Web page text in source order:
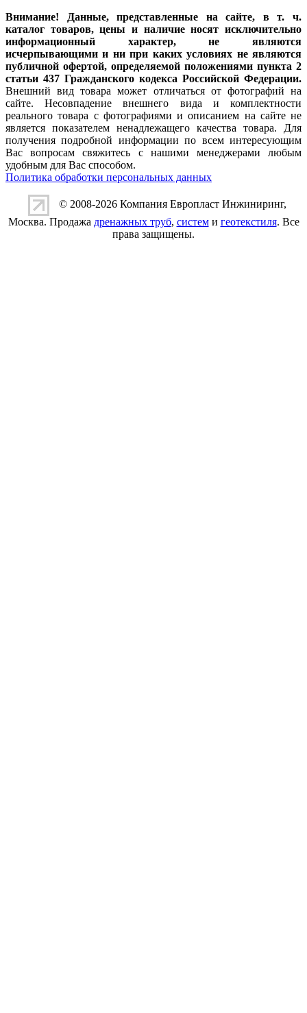
Внимание! Данные, представленные на сайте, в т. ч.
каталог товаров, цены и наличие носят исключительно
информационный характер, не являются
исчерпывающими и ни при каких условиях не являются
публичной офертой, определяемой положениями пункта 2
статьи 437 Гражданского кодекса Российской Федерации.
Внешний вид товара может отличаться от фотографий на
сайте. Несовпадение внешнего вида и комплектности
реального товара с фотографиями и описанием на сайте не
является показателем ненадлежащего качества товара. Для
получения подробной информации по всем интересующим
Вас вопросам свяжитесь с нашими менеджерами любым
удобным для Вас способом.
Политика обработки персональных данных
© 2008-2026 Компания Европласт Инжиниринг,
Москва. Продажа дренажных труб, системи геотекстиля. Все
права защищены.